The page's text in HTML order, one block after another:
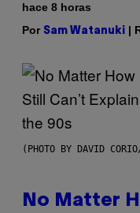
hace 8 horas
Por Sam Watanuki |
(PHOTO BY DAVID
No Matter